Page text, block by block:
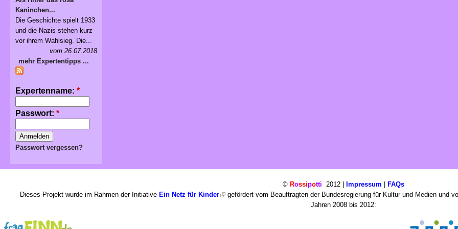
Kaninchen...
Die Geschichte spielt 1933
und die Nazis stehen kurz
vor ihrem Wahlsieg. Die...
vom 26.07.2018
mehr Expertentipps ...
Expertenname: *
Passwort: *
Passwort vergessen?
© Rossipotti 2012 | Impressum
FAQs
Dieses Projekt wurde im Rahmen der Initiative Ein Netz für Kinder
gefördert vom Beauftragten der Bundesregierung für Kultur und Medien und
Jahren 2008 bis 2012: